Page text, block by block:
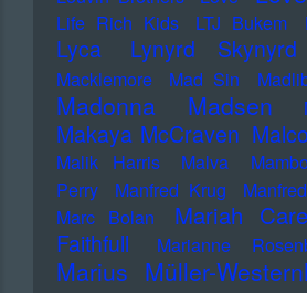
Life Rich Kids
LTJ Bukem
Lyca Lynyrd Skynyrd
Macklemore
Mad Sin
Madonna
Madsen
Makaya McCraven
Malik Harris Malva
Perry
Manfred Krug
Marc Bolan Mariah
Faithfull
Marianne
Marius Müller-